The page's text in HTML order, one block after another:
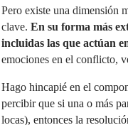
Pero existe una dimensión
clave. En su forma más
incluidas las que actúan
emociones en el conflicto,
Hago hincapié en el
percibir que si una o más
locas), entonces la